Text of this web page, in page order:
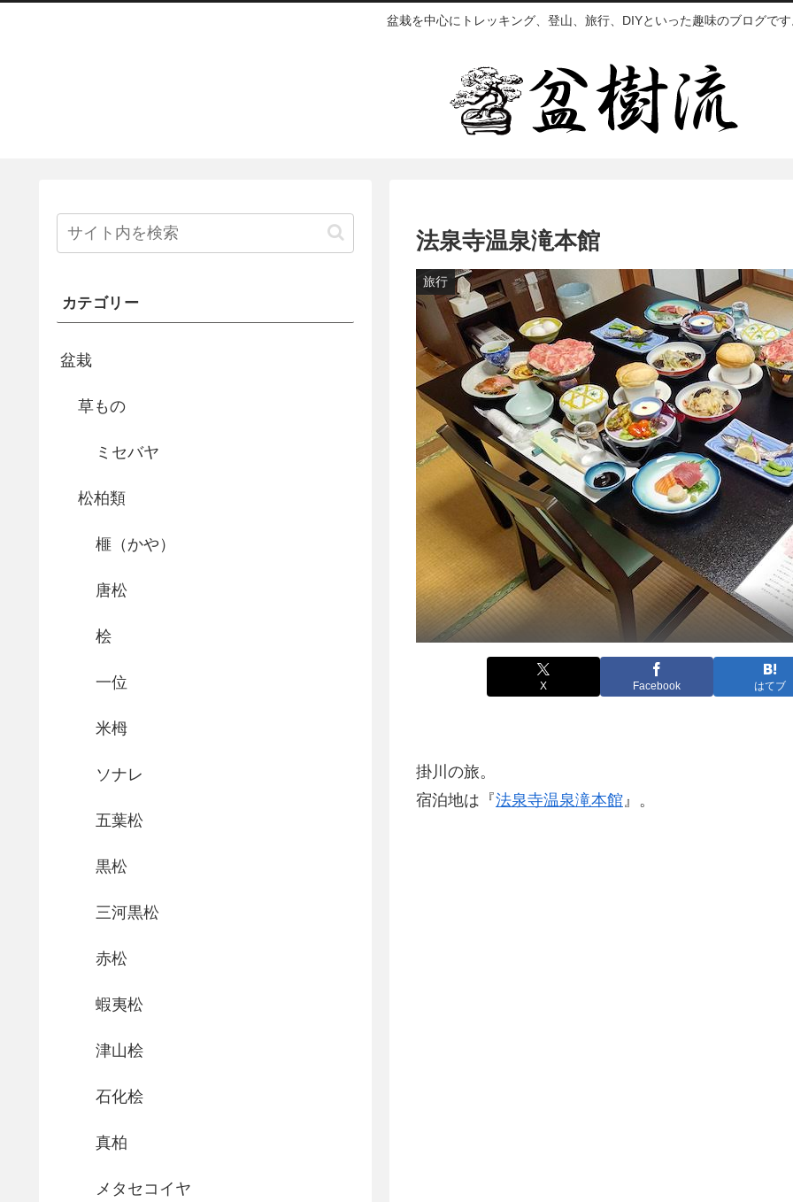
盆栽を中心にトレッキング、登山、旅行、DIYといった趣味のブログで
法泉寺温泉滝本館
旅行
X Facebook はてブ
掛川の旅。
宿泊地は『法泉寺温泉滝本館 』。
カテゴリー
盆栽
草もの
ミセバヤ
松柏類
榧（かや）
唐松
桧
一位
米栂
ソナレ
五葉松
黒松
三河黒松
赤松
蝦夷松
津山桧
石化桧
真柏
メタセコイヤ